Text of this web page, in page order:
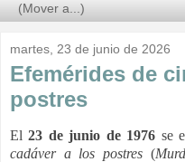
martes, 23 de junio de 2026
Efemérides de
postres
El23 de junio de 1976 se
cadáver a los postres (